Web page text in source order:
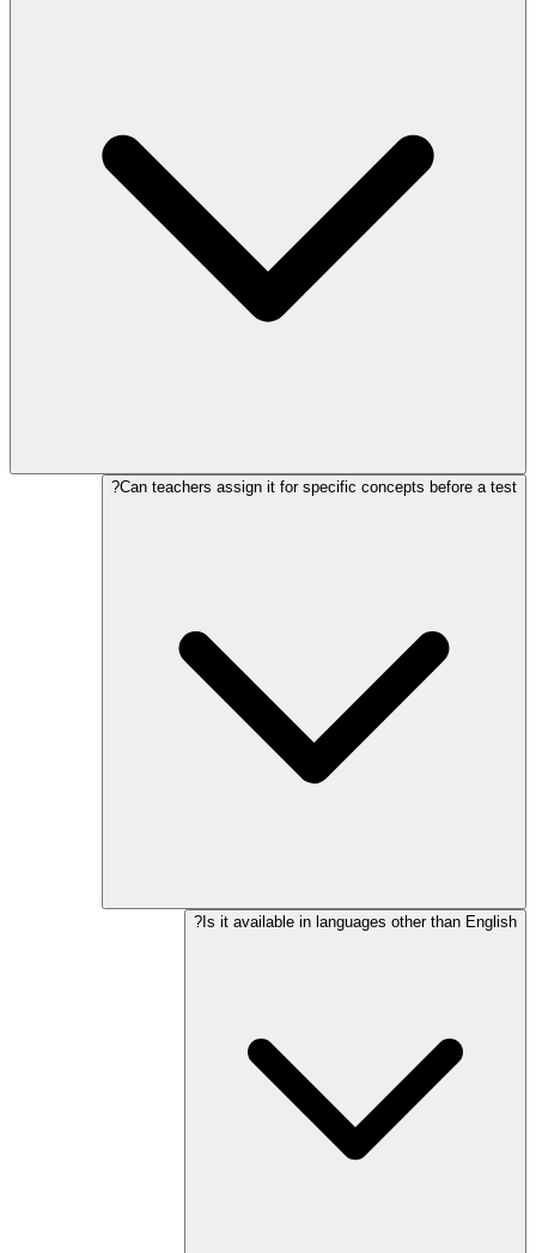
Can teachers assign it for specific concepts before a test?
Is it available in languages other than English?